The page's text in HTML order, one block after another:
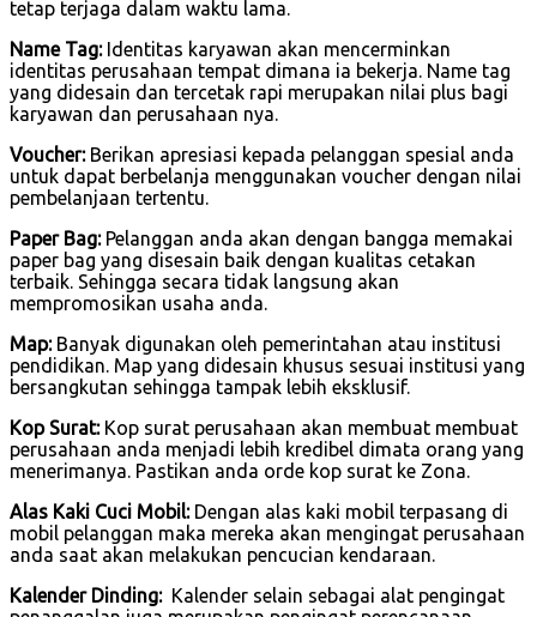
tetap terjaga dalam waktu lama.
Name Tag:Identitas karyawan akan mencerminkan
identitas perusahaan tempat dimana ia bekerja. Name tag
yang didesain dan tercetak rapi merupakan nilai plus bagi
karyawan dan perusahaan nya.
Voucher:Berikan apresiasi kepada pelanggan spesial anda
untuk dapat berbelanja menggunakan voucher dengan nilai
pembelanjaan tertentu.
Paper Bag:Pelanggan anda akan dengan bangga memakai
paper bag yang disesain baik dengan kualitas cetakan
terbaik. Sehingga secara tidak langsung akan
mempromosikan usaha anda.
Map:Banyak digunakan oleh pemerintahan atau institusi
pendidikan. Map yang didesain khusus sesuai institusi yang
bersangkutan sehingga tampak lebih eksklusif.
Kop Surat:Kop surat perusahaan akan membuat membuat
perusahaan anda menjadi lebih kredibel dimata orang yang
menerimanya. Pastikan anda orde kop surat ke Zona.
Alas Kaki Cuci Mobil:Dengan alas kaki mobil terpasang di
mobil pelanggan maka mereka akan mengingat perusahaan
anda saat akan melakukan pencucian kendaraan.
Kalender Dinding:Kalender selain sebagai alat pengingat